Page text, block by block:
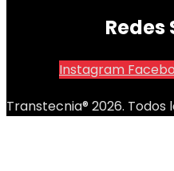
Redes
Instagram
Transtecnia® 2026.